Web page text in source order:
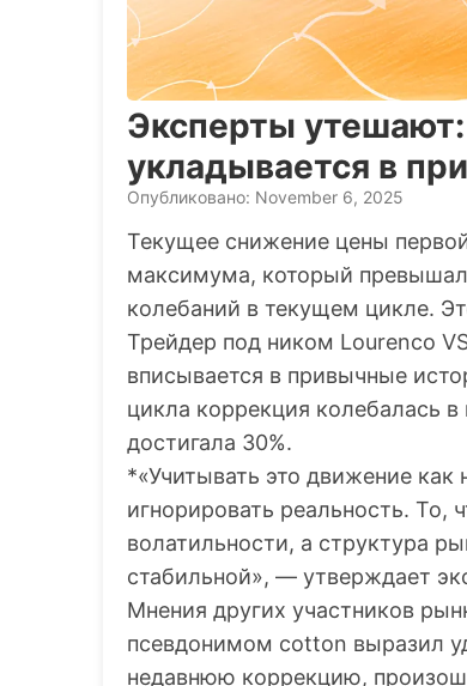
Эксперты утешают:
укладывается в
Опубликовано: November 6, 2025
Текущее снижение цены
максимума, который превышал
колебаний в текущем цикле.
Трейдер под ником Lourenco
вписывается в привычные
цикла коррекция колебалась
достигала 30%.
*«Учитывать это движение как
игнорировать реальность. То,
волатильности, а структура
стабильной», — утверждает
Мнения других участников
псевдонимом cotton выразил
недавнюю коррекцию,